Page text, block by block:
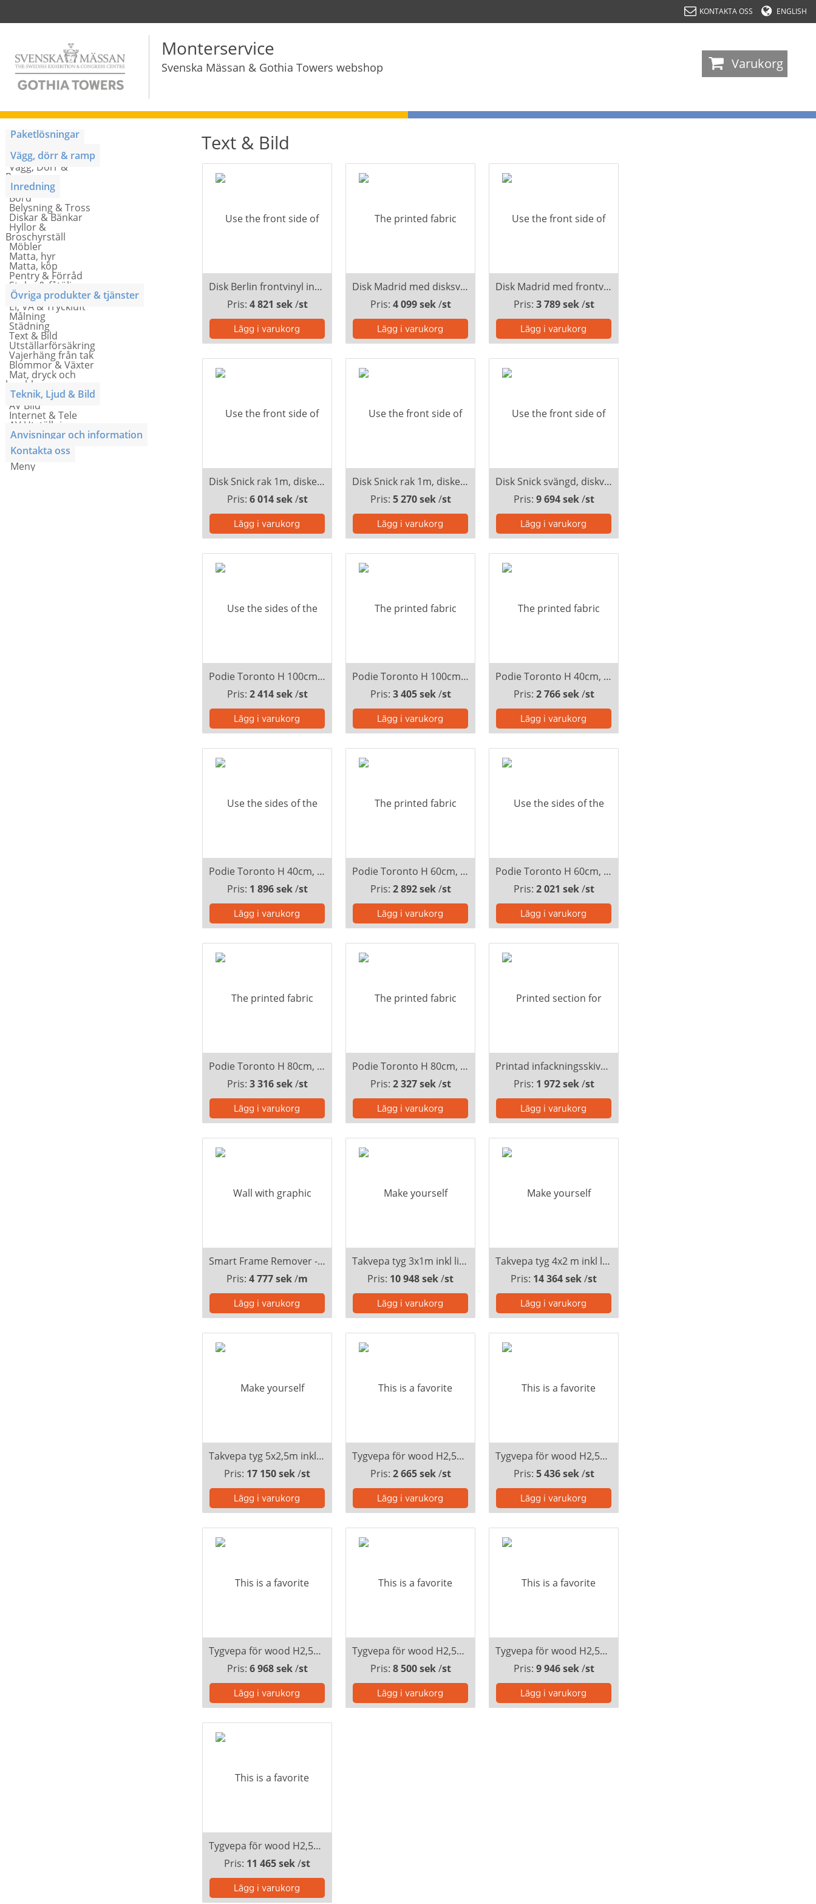
KONTAKTA OSS- ENGLISH
Varukorg
Monterservice
Svenska Mässan & Gothia Towers webshop
Paketlösningar
Vägg, dörr & ramp
Vägg, Dörr &
Ramp
Inredning
Bord
Belysning & Tross
Diskar & Bänkar
Hyllor &
Broschyrställ
Möbler
Matta, hyr
Matta, köp
Pentry & Förråd
Stolar & fåtöljer
Övriga produkter & tjänster
El, VA & Tryckluft
Målning
Städning
Text & Bild
Utställarförsäkring
Vajerhäng från tak
Blommor & Växter
Mat, dryck och
lunchkuponger
Teknik, Ljud & Bild
AV Bild
Internet & Tele
AV Utställning
Anvisningar och information
Kontakta oss
Meny
Text & Bild
Disk Berlin frontvinyl inkl. montering
Pris: 4 821 sek/st
Disk Madrid med disksvep inkl. montering
Pris: 4 099 sek/st
Disk Madrid med frontvepa, inkl. montering
Pris: 3 789 sek/st
Disk Snick rak 1m, diskevepa, ovan och under inkl. montering
Pris: 6 014 sek/st
Disk Snick rak 1m, diskevepa, ovandel inkl. montering
Pris: 5 270 sek/st
Disk Snick svängd, diskvepa ovan och under inkl. montering
Pris: 9 694 sek/st
Podie Toronto H 100cm tryck 1 sida, inkl montering
Pris: 2 414 sek/st
Podie Toronto H 100cm, svep inkl montering
Pris: 3 405 sek/st
Podie Toronto H 40cm, svep inkl montering
Pris: 2 766 sek/st
Podie Toronto H 40cm, tryck 1 sida, inkl montering
Pris: 1 896 sek/st
Podie Toronto H 60cm, svep inkl montering
Pris: 2 892 sek/st
Podie Toronto H 60cm, tryck 1 sida, inkl montering
Pris: 2 021 sek/st
Podie Toronto H 80cm, svep inkl montering
Pris: 3 316 sek/st
Podie Toronto H 80cm, tryck 1 sida, inkl montering
Pris: 2 327 sek/st
Printad infackningsskiva, Aluvägg 1m
Pris: 1 972 sek/st
Smart Frame Remover - tryckt vägg
Pris: 4 777 sek/m
Takvepa tyg 3x1m inkl lister
Pris: 10 948 sek/st
Takvepa tyg 4x2 m inkl lister
Pris: 14 364 sek/st
Takvepa tyg 5x2,5m inkl lister
Pris: 17 150 sek/st
Tygvepa för wood H2,5m B1m kardborre inkl montering
Pris: 2 665 sek/st
Tygvepa för wood H2,5m B2m kardborre inkl montering
Pris: 5 436 sek/st
Tygvepa för wood H2,5m B3m kardborre inkl montering
Pris: 6 968 sek/st
Tygvepa för wood H2,5m B4m kardborre inkl montering
Pris: 8 500 sek/st
Tygvepa för wood H2,5m B5m kardborre inkl montering
Pris: 9 946 sek/st
Tygvepa för wood H2,5m B6m kardborre inkl montering
Pris: 11 465 sek/st